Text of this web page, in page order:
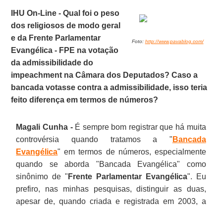
Foto: http://www.pavablog.com/
IHU On-Line - Qual foi o peso
dos religiosos de modo geral
e da Frente Parlamentar
Evangélica - FPE na votação
da admissibilidade do
impeachment na Câmara dos Deputados? Caso a
bancada votasse contra a admissibilidade, isso teria
feito diferença em termos de números?
Magali Cunha -É sempre bom registrar que há muita
controvérsia quando tratamos a " Bancada
Evangélica" em termos de números, especialmente
quando se aborda "Bancada Evangélica" como
sinônimo de " Frente Parlamentar Evangélica". Eu
prefiro, nas minhas pesquisas, distinguir as duas,
apesar de, quando criada e registrada em 2003, a